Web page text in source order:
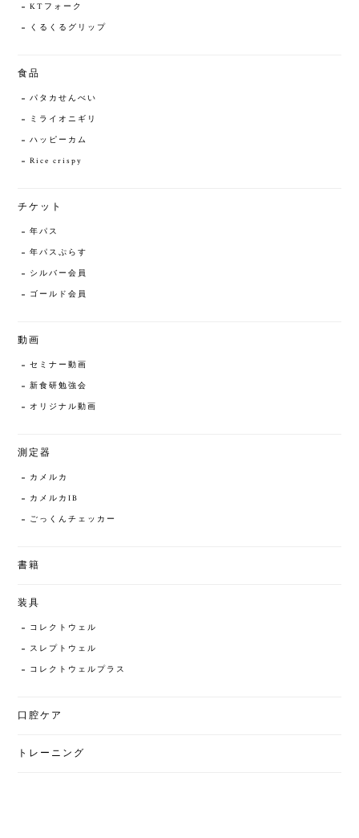
KTフォーク
くるくるグリップ
食品
パタカせんべい
ミライオニギリ
ハッピーカム
Rice crispy
チケット
年パス
年パスぷらす
シルバー会員
ゴールド会員
動画
セミナー動画
新食研勉強会
オリジナル動画
測定器
カメルカ
カメルカIB
ごっくんチェッカー
書籍
装具
コレクトウェル
スレプトウェル
コレクトウェルプラス
口腔ケア
トレーニング